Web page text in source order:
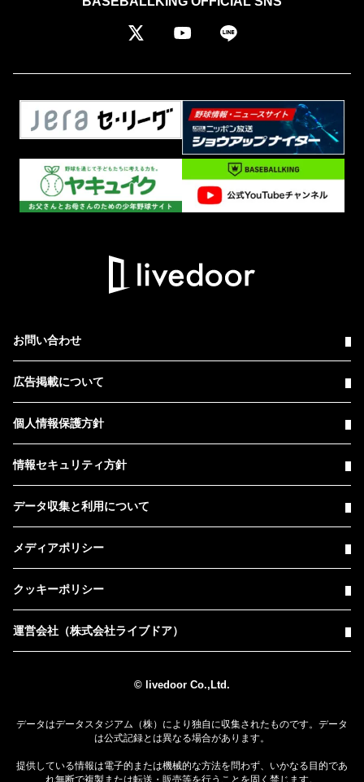
お問い合わせ
広告掲載について
個人情報保護方針
情報セキュリティ方針
データ収集と利用について
メディアポリシー
クッキーポリシー
運営会社（株式会社ライブドア）
© livedoor Co.,Ltd.
データはデータスタジアム（株）により独自に収集されたものです。データ
は公式記録とは異なる場合があります。
提供している情報は電子的または機械的な方法を問わず、いかなる目的であ